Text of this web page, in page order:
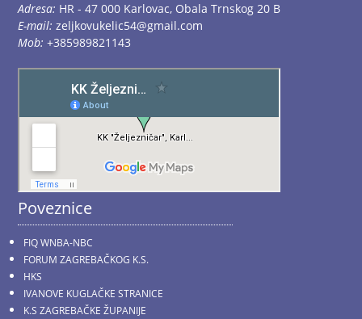
Adresa: HR - 47 000 Karlovac, Obala Trnskog 20 B
E-mail: zeljkovukelic54@gmail.com
Mob: +385989821143
Poveznice
FIQ WNBA-NBC
FORUM ZAGREBAČKOG K.S.
HKS
IVANOVE KUGLAČKE STRANICE
K.S ZAGREBAČKE ŽUPANIJE